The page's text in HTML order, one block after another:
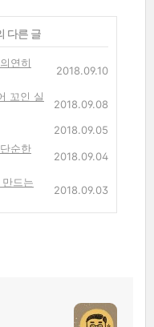
다른 글
연히
2018.09.10
꼬인 실
2018.09.08
2018.09.05
순한
2018.09.04
드는
2018.09.03